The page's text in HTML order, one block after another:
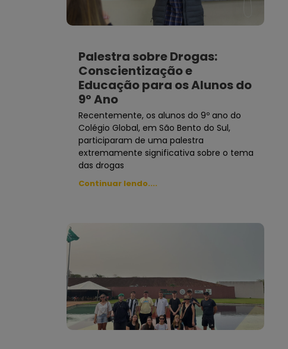
Palestra sobre Drogas:
Conscientização e
Educação para os Alunos do
9º Ano
Recentemente, os alunos do 9º ano do
Colégio Global, em São Bento do Sul,
participaram de uma palestra
extremamente significativa sobre o tema
das drogas
Continuar lendo....